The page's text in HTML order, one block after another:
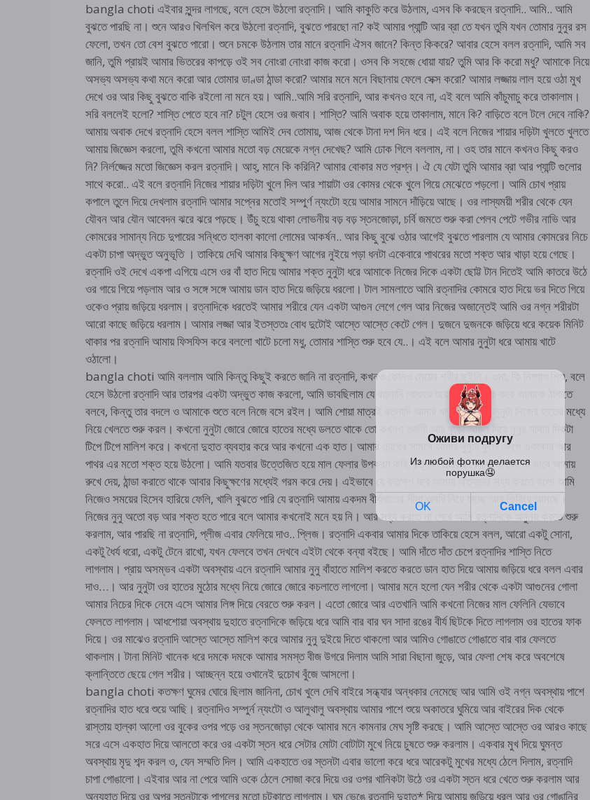
bangla choti এইবার সুন্দর লাগছে, বলে হেসে উঠলো রত্নাদি। আমি কাকুতি করে উঠলাম, এসব কি করছেন রত্নাদি.. আমি.. আমি
বুঝতে পারছি না। শুনে আরও খিলখিল করে উঠলো রত্নাদি, বুঝতে পারছো না? কই আমার প্যান্টি আর ব্রা তে যখন তুমি যখন তোমার নুনুর রস
ফেলো, তখন তো বেশ বুঝতে পারো। শুনে চমকে উঠলাম তার মানে রত্নাদি ঐসব জানে? কিন্ত কিকরে? আবার হেসে বলল রত্নাদি, আমি সব
জানি, তুমি প্রায়ই আমার ভিতরের কাপড়ে ওই সব নোংরা নোংরা কাজ করো। ওসব কি সহজে ধোয়া যায়? তুমি আর কি করো মধু? আমাকে নিয়ে
অসভ্য অসভ্য কথা মনে করো আর তোমার ডাণ্ডা ঠান্ডা করো? আমার মনে মনে বিছানায় ফেলে সেক্স করো? আমার লজ্জায় লাল হয়ে ওঠা মুখ
দেখে ওর আর কিছু বুঝতে বাকি রইলো না মনে হয়। আমি..আমি সরি রত্নাদি, আর কখনও হবে না, এই বলে আমি কাঁচুমাচু করে তাকালাম।
সরি বললেই হলো? শাস্তি পেতে হবে না? চটুল হেসে ওর জবাব। শাস্তি? আমি অবাক হয়ে তাকালাম, মানে কি? বাড়িতে বলে টলে দেবে নাকি?
আমায় অবাক দেখে রত্নাদি হেসে বলল শাস্তি আমিই দেব তোমায়, আজ থেকে টানা দশ দিন ধরে। এই বলে নিজের শায়ার দড়িটা খুলতে খুলতে
আমায় জিজ্ঞেস করলো, তুমি কখনো আমার মতো বড় মেয়েকে নগ্ন দেখেছ? আমি ঢোক গিলে বললাম, না। ওহ তার মানে কখনও কিছু করও
নি? নির্লজ্জের মতো জিজ্ঞেস করল রত্নাদি। আহ্, মানে কি করিনি? আমার বোকার মত প্রশ্ন। ঐ যে যেটা তুমি আমার ব্রা আর প্যান্টি গুলোর
সাথে করো.. এই বলে রত্নাদি নিজের শায়ার দড়িটা খুলে দিল আর শায়াটা ওর কোমর থেকে খুলে গিয়ে মেঝেতে পড়লো। আমি চোখ প্রায়
কপালে তুলে দিয়ে দেখলাম রত্নাদি আমার সপ্নের মতোই সম্পুর্ণ ন্যংটো হয়ে আমার সামনে দাঁড়িয়ে আছে। ওর লাস্যময়ী শরীর থেকে যেন
যৌবন আর যৌন আবেদন ঝরে ঝরে পড়ছে। উঁচু হয়ে থাকা লোভনীয় বড় বড় স্তনজোড়া, চর্বি জমতে শুরু করা পেলব পেটে গভীর নাভি আর
কোমরের সামান্য নিচে দুপায়ের সন্ধিতে হালকা কালো লোমের আকর্ষন.. আর কিছু বুঝে ওঠার আগেই বুঝতে পারলাম যে আমার কোমরের নিচে
একটা চাপা অদ্ভুত অনুভূতি । তাকিয়ে দেখি আমার কিছুক্ষণ আগের নুইয়ে পড়া ধনটা একেবারে পাথরের মতো শক্ত আর খাড়া হয়ে গেছে।
রত্নাদি ওই দেখে একপা এগিয়ে এসে ওর বাঁ হাত দিয়ে আমার শক্ত নুনুটা ধরে আমাকে নিজের দিকে একটা ছোট্ট টান দিতেই আমি কাতরে উঠে
ওর গায়ে গিয়ে পড়লাম আর ও সঙ্গে সঙ্গে আমায় ডান হাত দিয়ে জড়িয়ে ধরলো। টাল সামলাতে আমি রত্নাদির কোমরে হাত দিয়ে ভর দিতে গিয়ে
ওকেও প্রায় জড়িয়ে ধরলাম। রত্নাদিকে ধরতেই আমার শরীরে যেন একটা আগুন লেগে গেল আর নিজের অজান্তেই আমি ওর নগ্ন শরীরটা
আরো কাছে জড়িয়ে ধরলাম। আমার লজ্জা আর ইতস্ততঃ বোধ দুটোই আস্তে আস্তে কেটে গেল। দুজনে দুজনকে জড়িয়ে ধরে কয়েক মিনিট
থাকার পর রত্নাদি আমায় ফিসফিস করে বললো খাটে চলো মধু, তোমার শাস্তি শুরু হবে যে..। এই বলে আমার নুনুটা ধরে আমায় খাটে
ওঠালো।
bangla choti আমি বললাম আমি কিন্তু কিছুই করতে জানি না রত্নাদি, কখনও কোনও মেয়ের শরীর ছুইনি। ওমা, কি নিষ্পাপ শিশু, বলে
হেসে উঠলো রত্নাদি আর তারপর একটা অদ্ভুত কাজ করলো, আমি ভাবছিলাম যে রত্নাদি বোধহয় শুয়ে পড়ে পা ফাঁক করে আমাকে ঠাপাতে
বলবে, কিন্তু তার বদলে ও আমাকে শুতে বলে নিজে বসে রইল। আমি শোয়া মাত্রই রত্নাদি আমার খাড়া হয়ে থাকা নুনুটা নিজের হাতের মধ্যে
নিয়ে খেলতে শুরু করল। কখনো নুনুটা জোরে জোরে হাতের মধ্যে ডলতে থাকে তো কখনও তর্জনী আর বুড়ো আঙুল দিয়ে নুনুর মাথায় দিকটা
টিপে টিপে মালিশ করে। কখনো দুহাত ব্যবহার করে আর কখনো এক হাত। আমার চোখের সামনে আমার নুনুটা ফুলে ফেপে একাকার আর
পাথর এর মতো শক্ত হয়ে উঠলো। আমি যতবার উত্তেজিত হয়ে মাল ফেলার উপক্রম করি, রত্নাদি ততবার কোনো না কোনো ভাবে আমায়
রুখে দেয়, ঠান্ডা করাতে থাকে আবার কিছুক্ষণের মধ্যেই গরম করে দেয়। এইভাবে যে কতক্ষণ ধরে আমায় অত্যাচার সহ্য করতে হলো আমি
নিজেও সময়ের হিসেব হারিয়ে ফেলি, খালি বুঝতে পারি যে রত্নাদি আমায় একদম বীর্যপাতের সীমা অবধি নিয়ে যাচ্ছে আর ফিরিয়ে আনছে।
নিজের নুনু অতো বড় আর শক্ত হতে পারে বলে আমার কখনোই মনে হয় নি। আর সহ্য করতে না পেরে আমি রত্নাদিকে অনুনয় করতে শুরু
করলাম, আর পারছি না রত্নাদি, প্লীজ এবার ফেলিয়ে দাও.. প্লিজ। রত্নাদি একবার আমার দিকে তাকিয়ে হেসে বলল, আরো একটু সোনা,
একটু ধৈর্য ধরো, একটু টেনে রাখো, যখন ফেলবে তখন দেখবে এইটা থেকে বন্যা বইছে। আমি দাঁতে দাঁত চেপে রত্নাদির শাস্তি নিতে
লাগলাম। প্রায় অসম্ভব একটা অবস্থায় এনে রত্নাদি আমার নুনু বাঁহাতে মালিশ করতে করতে ডান হাত দিয়ে আমায় জড়িয়ে ধরে বলল এবার
দাও…। আর নুনুটা ওর হাতের মুঠোর মধ্যে নিয়ে জোরে জোরে কচলাতে লাগলো। আমার মনে হলো যেন শরীর থেকে একটা আগুনের গোলা
আমার নিচের দিকে নেমে এসে আমার লিঙ্গ দিয়ে বেরতে শুরু করল। এতো জোরে আর এতখানি আমি কখনো নিজের মাল ফেলিনি যেভাবে
ফেলতে লাগলাম। আধশোয়া অবস্থায় দুহাতে রত্নাদিকে জড়িয়ে ধরে আমি বার বার ঘন সাদা রঙের বীর্য ছিটকে দিতে লাগলাম ওর হাতের ফাক
দিয়ে। ওর মাঝেও রত্নাদি আস্তে আস্তে মালিশ করে আমার নুনু দুইয়ে দিতে থাকলো আর আমিও গোঙাতে গোঙাতে বার বার ফেলতে
থাকলাম। টানা মিনিট খানেক ধরে দমকে দমকে আমার সমস্ত বীজ উগরে দিলাম আমি সারা বিছানা জুড়ে, আর ফেলা শেষ করে অবশেষে
ক্লান্তিতে ছেয়ে গেল শরীর। আচ্ছন্ন হয়ে ওখানেই দুচোখ বুঁজে আসলো।
bangla choti কতক্ষণ ঘুমের ঘোরে ছিলাম জানিনা, চোখ খুলে দেখি বাইরে সন্ধ্যার অন্ধকার নেমেছে আর আমি ওই নগ্ন অবস্থায় পাশে
রত্নাদির হাত ধরে শুয়ে আছি। রত্নাদিও সম্পুর্ন ন্যংটো ও আলুথালু অবস্থায় আমার পাশে শুয়ে অকাতরে ঘুমিয়ে আর বাইরের দিক থেকে
রাস্তায় হাল্কা আলো ওর বুকের ওপর পড়ে ওর স্তনজোড়া থেকে আমার মনে কামনার মেঘ সৃষ্টি করছে। আমি আস্তে আস্তে ওর আরও কাছে
সরে এসে একহাত দিয়ে আলতো করে ওর একটা স্তন ধরে সেটার মোটা বোটাটা মুখে নিয়ে চুষতে শুরু করলাম। একবার মুখ দিয়ে ঘুমন্ত
অবস্থায় মৃদু শব্দ করল ও, যেন সম্মতি দিল। আমি একহাতে ওর স্তনটা এবার ভালো করে ধরে আরেকটু মুখের মধ্যে ঠেলে দিলাম, রত্নাদি
চাপা গোঙালো। এইবার আর না পেরে আমি ওকে ঠেলে সোজা করে দিয়ে ওর ওপর খানিকটা উঠে ওর একটা স্তন ধরে খেতে শুরু করলাম আর
অন্যহাত দিয়ে ওর অপর স্তনটাকে পাগলের মতো চটকাতে লাগলাম। ঘুম ভেঙে রত্নাদি দুহাত* দিয়ে আমায় জড়িয়ে ধরল আর ওর গোঙানির